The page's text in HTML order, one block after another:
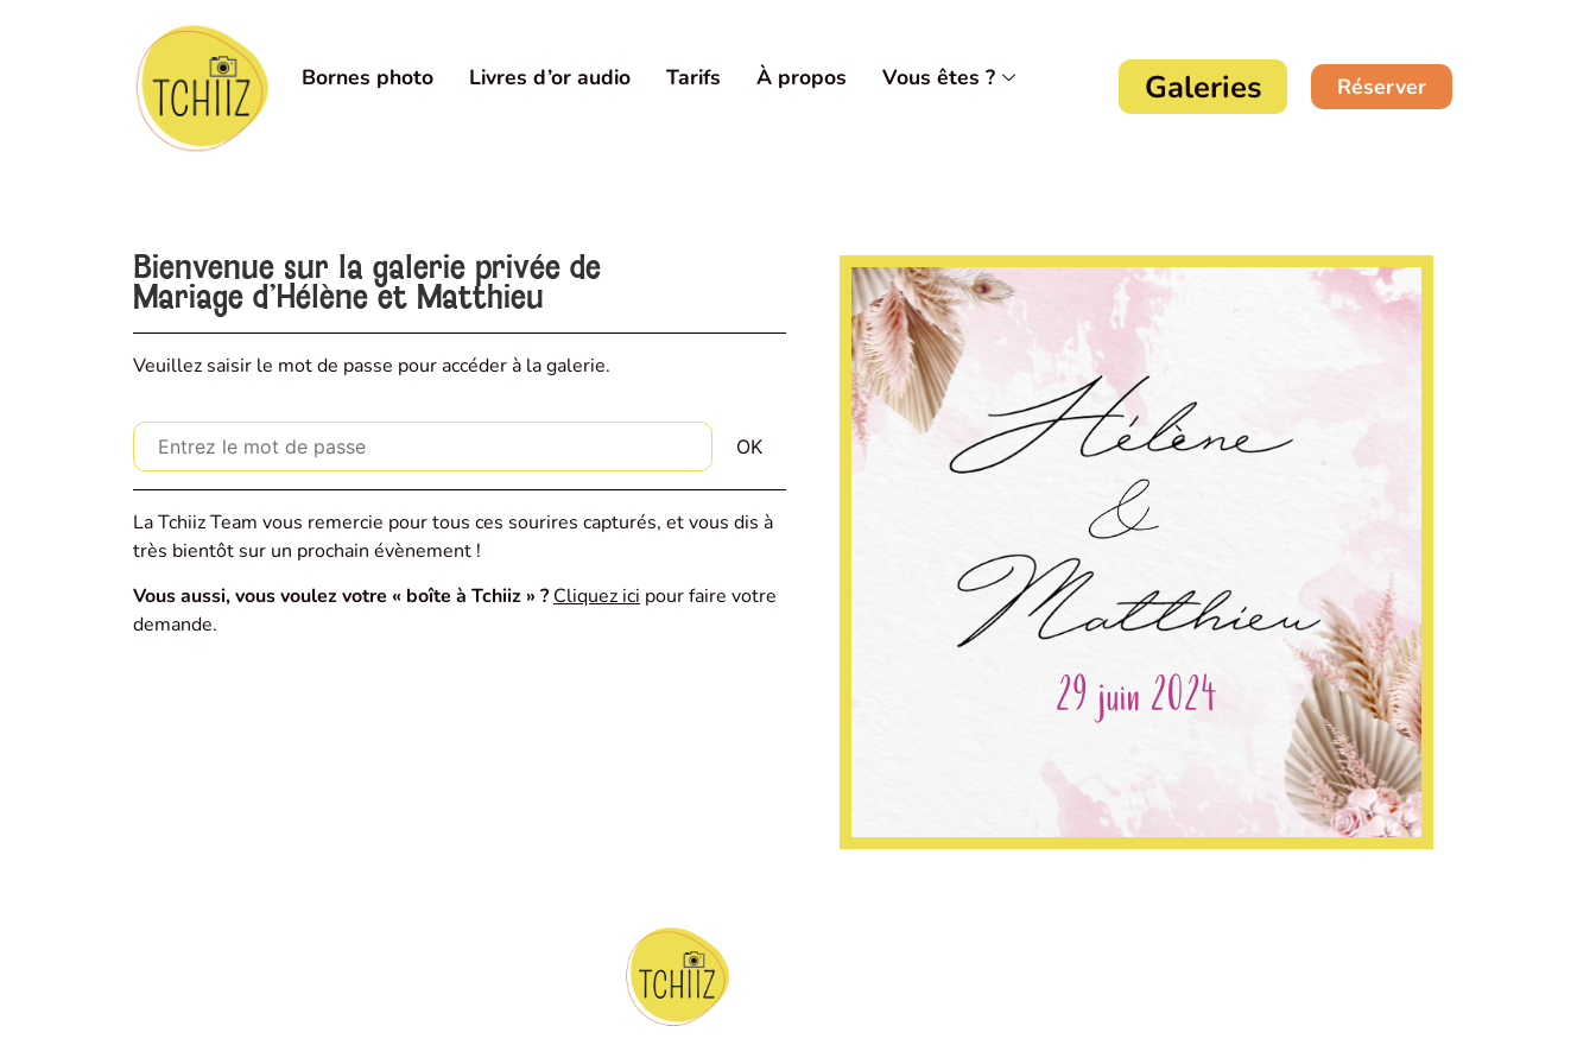
Bornes photo Livres d’or audio Tarifs À propos Vous êtes ? Galeries Réserver
Bienvenue sur la galerie privée de
Mariage d'Hélène et Matthieu
Veuillez saisir le mot de passe pour accéder à la galerie.
La Tchiiz Team vous remercie pour tous ces sourires capturés, et vous dis à
très bientôt sur un prochain évènement !
Vous aussi, vous voulez votre « boîte à Tchiiz » ? Cliquez ici pour faire votre
demande.